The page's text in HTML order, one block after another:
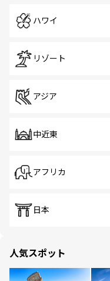
ハワイ
リゾート
アジア
中近東
アフリカ
日本
人気スポット